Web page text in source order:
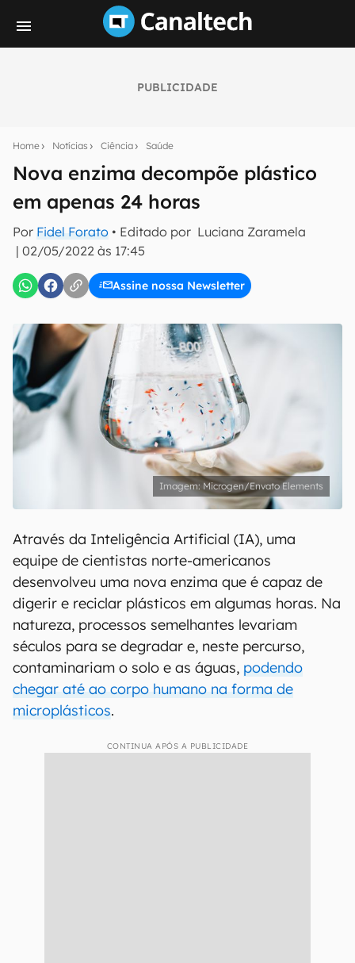
PUBLICIDADE
Home Notícias Ciência Saúde
Nova enzima decompõe plástico
em apenas 24 horas
Por Fidel Forato • Editado por Luciana Zaramela
| 02/05/2022 às 17:45
Assine nossa Newsletter
notícias e reviews sobre tecnologia em primeira
E-mail
Uso e Política de Privacidade do Canaltech.
Microgen/Envato Elements
Através da Inteligência Artificial (IA), uma
equipe de cientistas norte-americanos
desenvolveu uma nova enzima que é capaz de
digerir e reciclar plásticos em algumas horas. Na
natureza, processos semelhantes levariam
séculos para se degradar e, neste percurso,
contaminariam o solo e as águas, podendo
chegar até ao corpo humano na forma de
microplásticos.
CONTINUA APÓS A PUBLICIDADE